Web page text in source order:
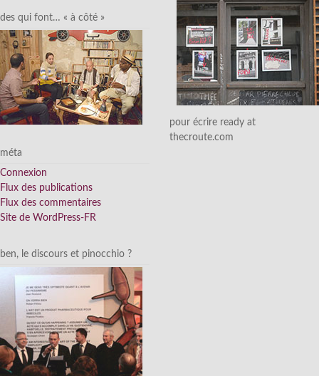
des qui font… « à côté »
méta
Connexion
Flux des publications
Flux des commentaires
Site de WordPress-FR
ben, le discours et pinocchio ?
pour écrire ready at
thecroute.com